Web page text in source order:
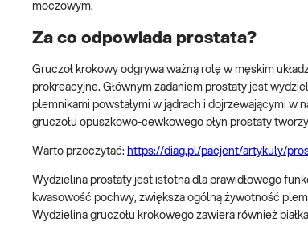
moczowym.
Za co odpowiada prostata?
Gruczoł krokowy odgrywa ważną rolę w męskim
prokreacyjne. Głównym zadaniem prostaty jest
plemnikami powstałymi w jądrach i dojrzewającymi w
gruczołu opuszkowo-cewkowego płyn prostaty
Warto przeczytać: https://diag.pl/pacjent/artykuly/
Wydzielina prostaty jest istotna dla prawidłowego
kwasowość pochwy, zwiększa ogólną żywotność
Wydzielina gruczołu krokowego zawiera również